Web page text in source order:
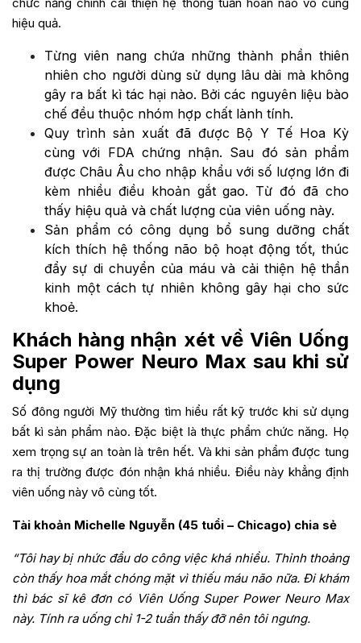
chức năng chính cải thiện hệ thống tuần hoàn não vô cùng
hiệu quả.
Từng viên nang chứa những thành phần thiên
nhiên cho người dùng sử dụng lâu dài mà không
gây ra bất kì tác hại nào. Bởi các nguyên liệu bào
chế đều thuộc nhóm hợp chất lành tính.
Quy trình sản xuất đã được Bộ Y Tế Hoa Kỳ
cùng với FDA chứng nhận. Sau đó sản phẩm
được Châu Âu cho nhập khẩu với số lượng lớn đi
kèm nhiều điều khoản gắt gao. Từ đó đã cho
thấy hiệu quả và chất lượng của viên uống này.
Sản phẩm có công dụng bổ sung dưỡng chất
kích thích hệ thống não bộ hoạt động tốt, thúc
đẩy sự di chuyển của máu và cải thiện hệ thần
kinh một cách tự nhiên không gây hại cho sức
khoẻ.
Khách hàng nhận xét về Viên Uống
Super Power Neuro Max sau khi sử
dụng
Số đông người Mỹ thường tìm hiểu rất kỹ trước khi sử dụng
bất kì sản phẩm nào. Đặc biệt là thực phẩm chức năng. Họ
xem trọng sự an toàn là trên hết. Và khi sản phẩm được tung
ra thị trường được đón nhận khá nhiều. Điều này khẳng định
viên uống này vô cùng tốt.
Tài khoản Michelle Nguyễn (45 tuổi – Chicago) chia sẻ
“Tôi hay bị nhức đầu do công việc khá nhiều. Thỉnh thoảng
còn thấy hoa mắt chóng mặt vì thiếu máu não nữa. Đi khám
thì bác sĩ kê đơn có Viên Uống Super Power Neuro Max
này. Tính ra uống chỉ 1-2 tuần thấy đỡ nên tôi ngưng.